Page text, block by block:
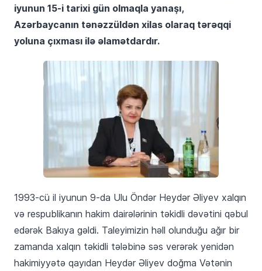
iyunun 15-i tarixi gün olmaqla yanaşı,
Azərbaycanın tənəzzüldən xilas olaraq tərəqqi
yoluna çıxması ilə əlamətdardır.
1993-cü il iyunun 9-da Ulu Öndər Heydər Əliyev xalqın
və respublikanın hakim dairələrinin təkidli dəvətini qəbul
edərək Bakıya gəldi. Taleyimizin həll olunduğu ağır bir
zamanda xalqın təkidli tələbinə səs verərək yenidən
hakimiyyətə qayıdan Heydər Əliyev doğma Vətənin